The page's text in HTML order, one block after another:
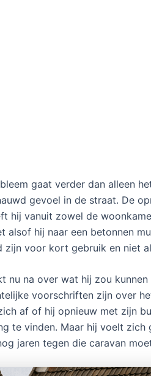
gaat verder dan alleen
gevoel in de straat. De
hij vanuit zowel de
alsof hij naar een betonnen
zijn voor kort gebruik en niet
nu na over wat hij zou
voorschriften zijn over
af of hij opnieuw met zijn
te vinden. Maar hij voelt zich
jaren tegen die caravan